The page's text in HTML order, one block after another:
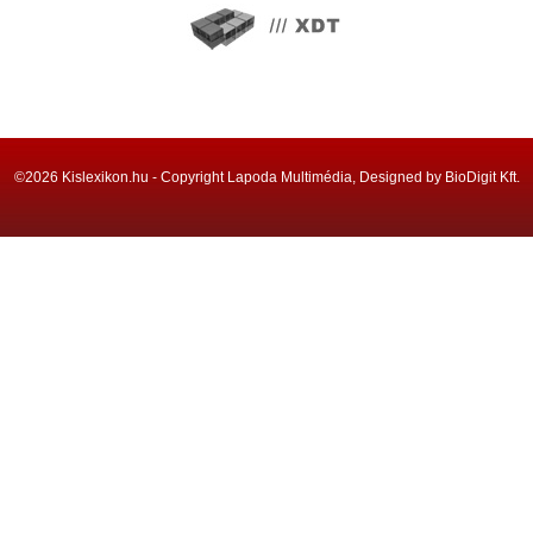
©2026 Kislexikon.hu - Copyright Lapoda Multimédia, Designed by BioDigit Kft.